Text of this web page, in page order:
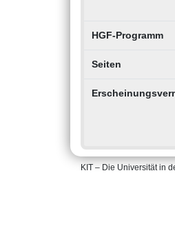
HGF-Programm
Seiten
KIT – Die Universität in